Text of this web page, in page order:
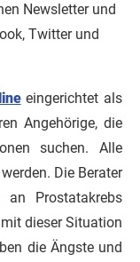
Newsletter und
Twitter und
eingerichtet als
Angehörige, die
suchen. Alle
Die Berater
Prostatakrebs
dieser Situation
die Ängste und